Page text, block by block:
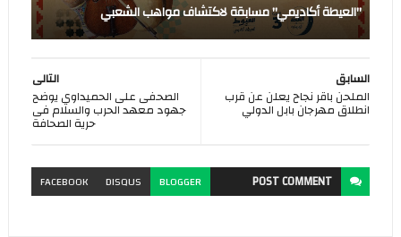
"العيطة أكاديمي" مسابقة لاكتشاف مواهب الشعبي
التالى
الصحفى على الحميداوي يوضح
جهود معهد الحرب والسلام فى
حرية الصحافة
السابق
الملحن باقر نجاح يعلن عن قرب
انطلاق مهرجان بابل الدولي
POSTCOMMENT
BLOGGER
DISQUS
FACEBOOK